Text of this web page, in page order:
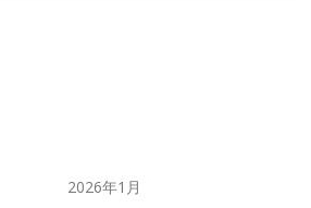
2026年1月